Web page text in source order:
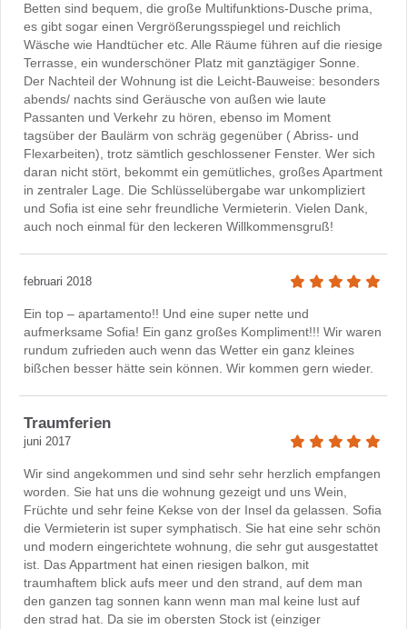
Betten sind bequem, die große Multifunktions-Dusche prima,
es gibt sogar einen Vergrößerungsspiegel und reichlich
Wäsche wie Handtücher etc. Alle Räume führen auf die riesige
Terrasse, ein wunderschöner Platz mit ganztägiger Sonne.
Der Nachteil der Wohnung ist die Leicht-Bauweise: besonders
abends/ nachts sind Geräusche von außen wie laute
Passanten und Verkehr zu hören, ebenso im Moment
tagsüber der Baulärm von schräg gegenüber ( Abriss- und
Flexarbeiten), trotz sämtlich geschlossener Fenster. Wer sich
daran nicht stört, bekommt ein gemütliches, großes Apartment
in zentraler Lage. Die Schlüsselübergabe war unkompliziert
und Sofia ist eine sehr freundliche Vermieterin. Vielen Dank,
auch noch einmal für den leckeren Willkommensgruß!
februari 2018
Ein top – apartamento!! Und eine super nette und
aufmerksame Sofia! Ein ganz großes Kompliment!!! Wir waren
rundum zufrieden auch wenn das Wetter ein ganz kleines
bißchen besser hätte sein können. Wir kommen gern wieder.
Traumferien
juni 2017
Wir sind angekommen und sind sehr sehr herzlich empfangen
worden. Sie hat uns die wohnung gezeigt und uns Wein,
Früchte und sehr feine Kekse von der Insel da gelassen. Sofia
die Vermieterin ist super symphatisch. Sie hat eine sehr schön
und modern eingerichtete wohnung, die sehr gut ausgestattet
ist. Das Appartment hat einen riesigen balkon, mit
traumhaftem blick aufs meer und den strand, auf dem man
den ganzen tag sonnen kann wenn man mal keine lust auf
den strad hat. Da sie im obersten Stock ist (einziger